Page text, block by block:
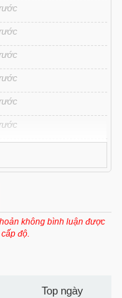
không bình luận được
độ.
Top ngày